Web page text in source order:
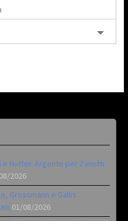
e Hutter. Argento per Zanotti
2026
Grossmann e Gallis.
01/08/2026